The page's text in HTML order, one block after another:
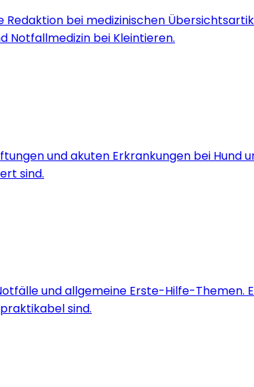
Redaktion bei medizinischen
Notfallmedizin bei Kleintieren.
und akuten Erkrankungen bei
sind.
und allgemeine Erste-Hilfe-
sind.